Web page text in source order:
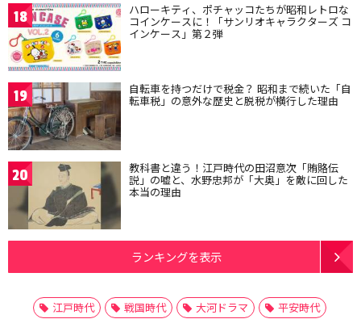
18 ハローキティ、ポチャッコたちが昭和レトロな
コインケースに！「サンリオキャラクターズ コ
インケース」第２弾
19 自転車を持つだけで税金？ 昭和まで続いた「自
転車税」の意外な歴史と脱税が横行した理由
20 教科書と違う！江戸時代の田沼意次「賄賂伝
説」の嘘と、水野忠邦が「大奥」を敵に回した
本当の理由
ランキングを表示
江戸時代 戦国時代 大河ドラマ
平安時代